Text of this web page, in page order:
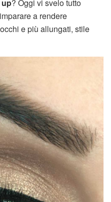
up? Oggi vi svelo tutto
a rendere
e più allungati, stile